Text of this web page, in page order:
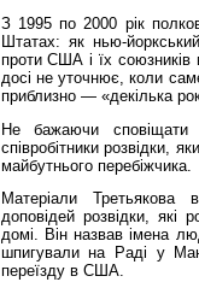
З 1995 по 2000 рік
Штатах: як нью-
проти США і їх
досі не уточнює, коли
приблизно — «декілька
Не бажаючи сповіщати
співробітники розвідки,
майбутнього перебіжчика.
Матеріали Третьякова
доповідей розвідки,
домі. Він назвав імена
шпигували на Раді у
переїзду в США.